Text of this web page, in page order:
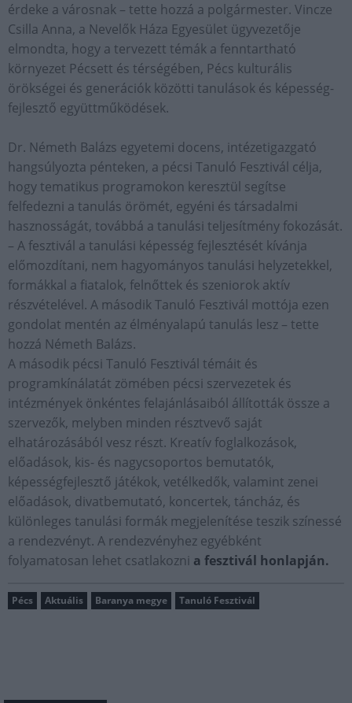
érdeke a városnak – tette hozzá a polgármester. Vincze
Csilla Anna, a Nevelők Háza Egyesület ügyvezetője
elmondta, hogy a tervezett témák a fenntartható
környezet Pécsett és térségében, Pécs kulturális
örökségei és generációk közötti tanulások és képesség-
fejlesztő együttműködések.
Dr. Németh Balázs egyetemi docens, intézetigazgató
hangsúlyozta pénteken, a pécsi Tanuló Fesztivál célja,
hogy tematikus programokon keresztül segítse
felfedezni a tanulás örömét, egyéni és társadalmi
hasznosságát, továbbá a tanulási teljesítmény fokozását.
– A fesztivál a tanulási képesség fejlesztését kívánja
előmozdítani, nem hagyományos tanulási helyzetekkel,
formákkal a fiatalok, felnőttek és szeniorok aktív
részvételével. A második Tanuló Fesztivál mottója ezen
gondolat mentén az élményalapú tanulás lesz – tette
hozzá Németh Balázs.
A második pécsi Tanuló Fesztivál témáit és
programkínálatát zömében pécsi szervezetek és
intézmények önkéntes felajánlásaiból állították össze a
szervezők, melyben minden résztvevő saját
elhatározásából vesz részt. Kreatív foglalkozások,
előadások, kis- és nagycsoportos bemutatók,
képességfejlesztő játékok, vetélkedők, valamint zenei
előadások, divatbemutató, koncertek, táncház, és
különleges tanulási formák megjelenítése teszik színessé
a rendezvényt. A rendezvényhez egyébként
folyamatosan lehet csatlakozni a fesztivál honlapján.
Pécs Aktuális Baranya megye Tanuló Fesztivál